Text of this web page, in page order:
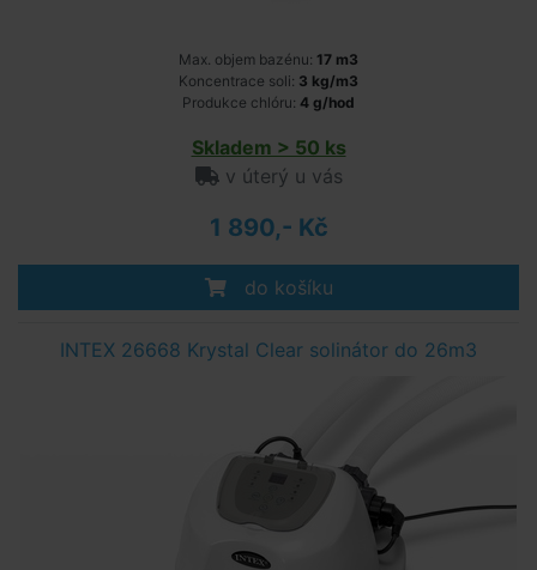
Max. objem bazénu: 17 m3
Koncentrace soli: 3 kg/m3
Produkce chlóru: 4 g/hod
Skladem > 50 ks
v úterý u vás
1 890,- Kč
do košíku
INTEX 26668 Krystal Clear solinátor do 26m3